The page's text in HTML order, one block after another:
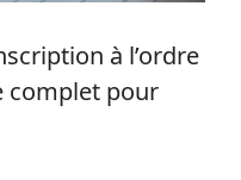
à l’ordre
complet pour